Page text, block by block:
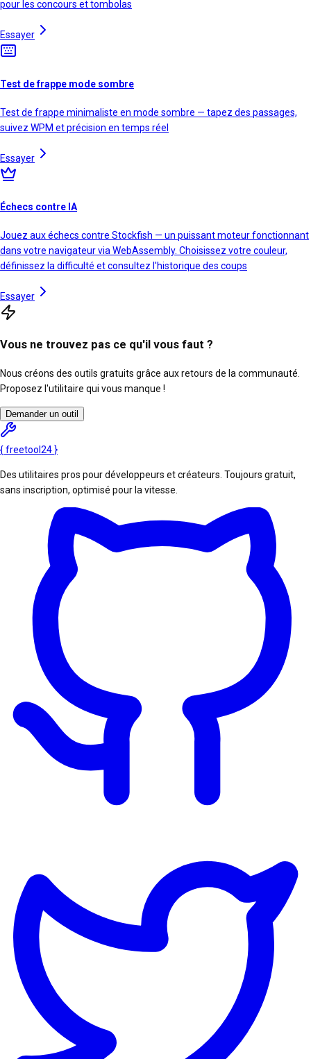
pour les concours et tombolas
Essayer
Test de frappe mode sombre
Test de frappe minimaliste en mode sombre — tapez des passages,
suivez WPM et précision en temps réel
Essayer
Échecs contre IA
Jouez aux échecs contre Stockfish — un puissant moteur fonctionnant
dans votre navigateur via WebAssembly. Choisissez votre couleur,
définissez la difficulté et consultez l'historique des coups
Essayer
Vous ne trouvez pas ce qu'il vous faut ?
Nous créons des outils gratuits grâce aux retours de la communauté.
Proposez l'utilitaire qui vous manque !
Demander un outil
{freetool24}
Des utilitaires pros pour développeurs et créateurs. Toujours gratuit,
sans inscription, optimisé pour la vitesse.